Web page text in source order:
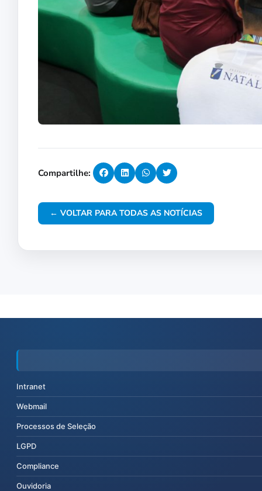
Compartilhe:
← VOLTAR PARA TODAS AS NOTÍCIAS
Intranet
Webmail
Processos de Seleção
LGPD
Compliance
Ouvidoria